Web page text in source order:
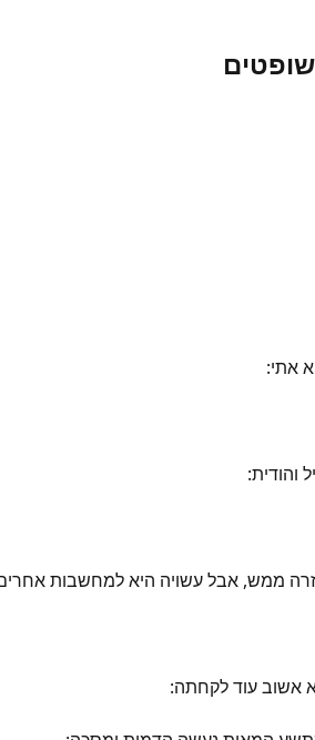
אתי:
והודית:
ממש, אבל עשויה היא למחשבות אחרים
אשוב עוד לקחתה: